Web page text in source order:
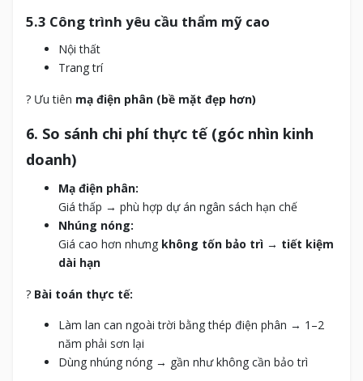
5.3 Công trình yêu cầu thẩm mỹ cao
Nội thất
Trang trí
? Ưu tiên mạ điện phân (bề mặt đẹp hơn)
6. So sánh chi phí thực tế (góc nhìn kinh
doanh)
Mạ điện phân:
Giá thấp → phù hợp dự án ngân sách hạn chế
Nhúng nóng:
Giá cao hơn nhưng không tốn bảo trì → tiết kiệm
dài hạn
? Bài toán thực tế:
Làm lan can ngoài trời bằng thép điện phân → 1–2
năm phải sơn lại
Dùng nhúng nóng → gần như không cần bảo trì